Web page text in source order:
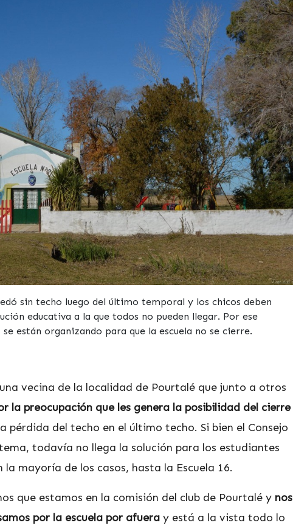
sin techo luego del último temporal y los chicos deben
educativa a la que todos no pueden llegar. Por ese
están organizando para que la escuela no se cierre.
vecina de la localidad de Pourtalé que junto a otros
la preocupación que les genera la posibilidad del cierre
pérdida del techo en el último techo. Si bien el Consejo
todavía no llega la solución para los estudiantes
la mayoría de los casos, hasta la Escuela 16.
que estamos en la comisión del club de Pourtalé y nos
por la escuela por afuera y está a la vista todo lo